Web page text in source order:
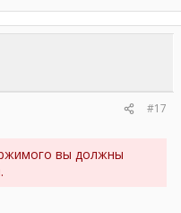
#17
вы должны